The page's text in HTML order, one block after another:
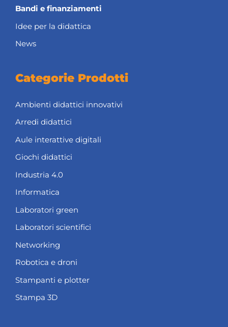
Bandi e finanziamenti
Idee per la didattica
News
Categorie Prodotti
Ambienti didattici innovativi
Arredi didattici
Aule interattive digitali
Giochi didattici
Industria 4.0
Informatica
Laboratori green
Laboratori scientifici
Networking
Robotica e droni
Stampanti e plotter
Stampa 3D